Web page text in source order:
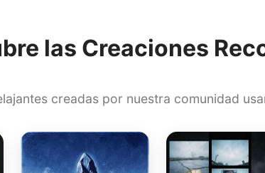
las Creaciones
creadas por nuestra comunidad